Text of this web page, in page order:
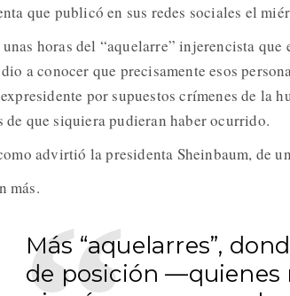
que publicó en sus redes sociales el
unas horas del “aquelarre” injerencista
a conocer que precisamente esos
por supuestos crímenes de la
de que siquiera pudieran haber ocurrido.
advirtió la presidenta Sheinbaum, de
más.
Más “aquelarres”,
de posición —quienes